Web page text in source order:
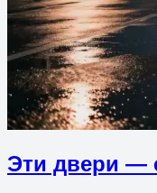
Эти двери —